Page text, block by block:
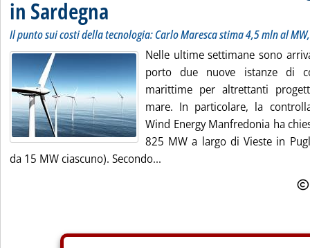
in Sardegna
Il punto sui costi della tecnologia: Carlo Maresca stima 4,5 mln al
Nelle ultime settimane sono
porto due nuove istanze di
marittime per altrettanti
mare. In particolare, la
Wind Energy Manfredonia ha
825 MW a largo di Vieste in
da 15 MW ciascuno). Secondo...